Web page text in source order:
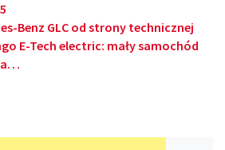
Benz GLC od strony technicznej
E-Tech electric: mały samochód